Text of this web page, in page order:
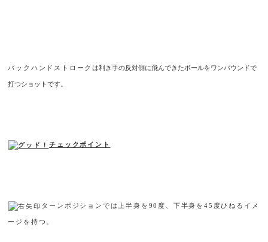
バックハンドストロークは利き手の反対側に飛んできたボールをワンバウンドで
打つショットです。
チェックポイント
ターンポジションでは上半身を 90 度、下半身を 45 度ひねるイメ
ージを持つ。